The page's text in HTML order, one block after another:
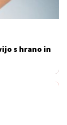
s hrano in